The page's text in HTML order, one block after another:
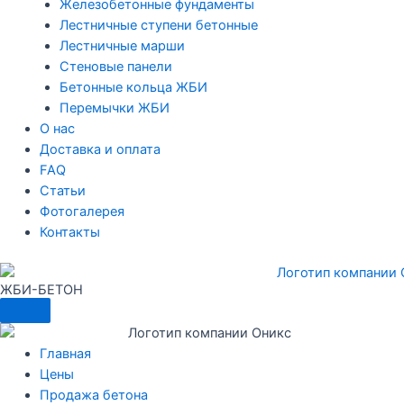
Железобетонные фундаменты
Лестничные ступени бетонные
Лестничные марши
Стеновые панели
Бетонные кольца ЖБИ
Перемычки ЖБИ
О нас
Доставка и оплата
FAQ
Статьи
Фотогалерея
Контакты
ЖБИ-БЕТОН
Меню
Главная
Цены
Продажа бетона